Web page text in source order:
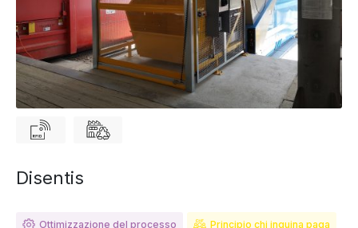
Disentis
Ottimizzazione del processo Principio chi inquina paga